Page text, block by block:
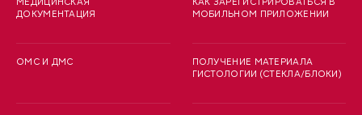
ДОКУМЕНТАЦИЯ
ОМС И ДМС
МОБИЛЬНОМ ПРИЛОЖЕНИИ
ПОЛУЧЕНИЕ МАТЕРИАЛА
ГИСТОЛОГИИ (СТЕКЛА/БЛОКИ)